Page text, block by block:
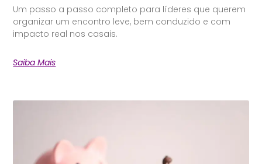
Um passo a passo completo para líderes que querem
organizar um encontro leve, bem conduzido e com
impacto real nos casais.
Saiba Mais